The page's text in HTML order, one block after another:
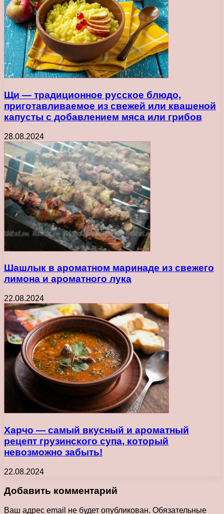
Щи — традиционное русское блюдо,
приготавливаемое из свежей или квашеной
капусты с добавлением мяса или грибов
28.08.2024
Шашлык в ароматном маринаде из свежего
лимона и ароматного лука
22.08.2024
Харчо — самый вкусный и ароматный
рецепт грузинского супа, который
невозможно забыть!
22.08.2024
Добавить комментарий
Ваш адрес email не будет опубликован. Обязательные